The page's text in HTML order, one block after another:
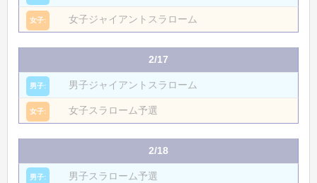
女子ジャイアントスラローム
2/17
男子ジャイアントスラローム
女子スラローム予選
2/18
男子スラローム予選